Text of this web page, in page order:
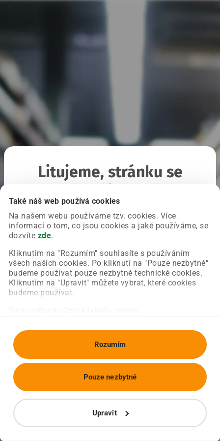
Také náš web používá cookies
Na našem webu používáme tzv. cookies. Více
informací o tom, co jsou cookies a jaké používáme, se
dozvíte zde.
Kliknutím na "Rozumím" souhlasíte s používáním
všech našich cookies. Po kliknutí na "Pouze nezbytné"
budeme používat pouze nezbytné technické cookies.
Kliknutím na "Upravit" můžete vybrat, které cookies
budeme používat.
Rozumím
Upravit
Pouze nezbytné
Litujeme, stránku se
Chyba nastala na naší straně a už ji opravujeme.
Zkuste prosím znovu načíst požadovanou stránku.
Obnovit stránku Úvodní strana